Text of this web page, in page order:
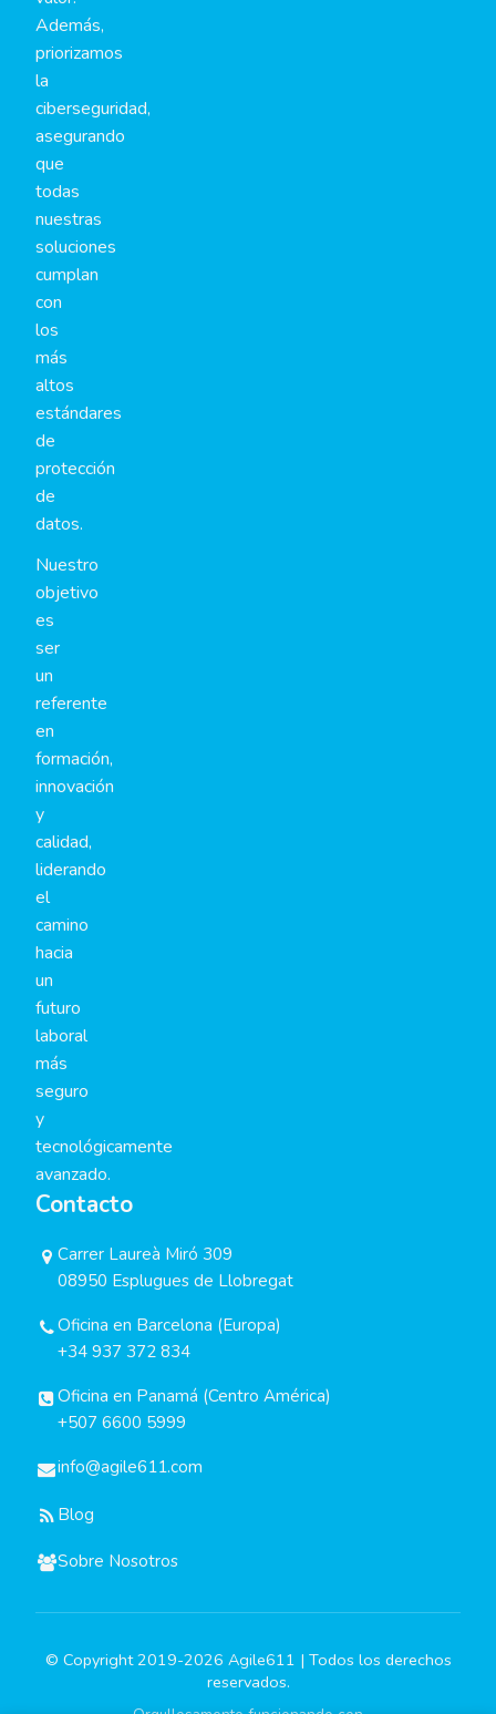
Además,
priorizamos
la
ciberseguridad,
asegurando
que
todas
nuestras
soluciones
cumplan
con
los
más
altos
estándares
de
protección
de
datos.
Nuestro
objetivo
es
ser
un
referente
en
formación,
innovación
y
calidad,
liderando
el
camino
hacia
un
futuro
laboral
más
seguro
y
tecnológicamente
avanzado.
Contacto
Carrer Laureà Miró 309
08950 Esplugues de Llobregat
Oficina en Barcelona (Europa)
+34 937 372 834
Oficina en Panamá (Centro América)
+507 6600 5999
info@agile611.com
Blog
Sobre Nosotros
© Copyright 2019-2026 Agile611 | Todos los derechos
reservados.